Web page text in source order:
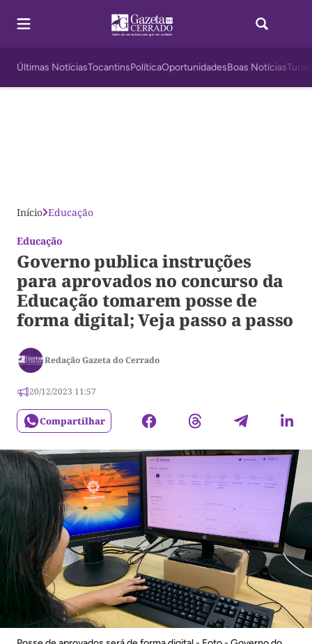
Últimas NotíciasTocantinsPolíticaOportunidadesBoas Notícias
Início Educação
Educação
Governo publica instruções
para aprovados no concurso da
Educação tomarem posse de
forma digital; Veja passo a passo
Redação Gazeta do Cerrado
20/12/2023 11:57
Compartilhar